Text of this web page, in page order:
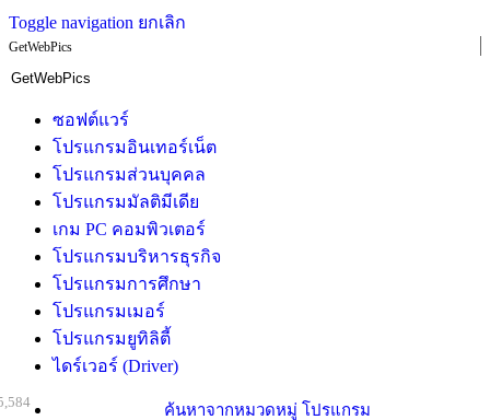
Toggle navigation ยกเลิก
GetWebPics
ซอฟต์แวร์
โปรแกรมอินเทอร์เน็ต
โปรแกรมส่วนบุคคล
โปรแกรมมัลติมีเดีย
เกม PC คอมพิวเตอร์
โปรแกรมบริหารธุรกิจ
โปรแกรมการศึกษา
โปรแกรมเมอร์
โปรแกรมยูทิลิตี้
ไดร์เวอร์ (Driver)
ค้นหาจากหมวดหมู่ โปรแกรม